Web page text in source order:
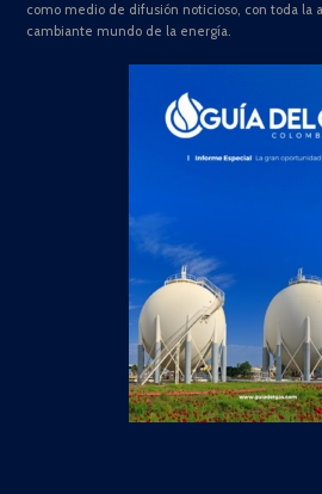
como medio de difusión noticioso, con toda la
cambiante mundo de la energía.